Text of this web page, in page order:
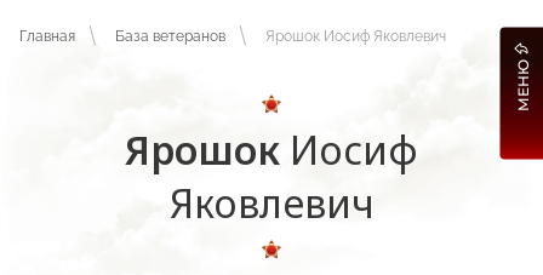
Главная База ветеранов Ярошок Иосиф Яковлевич
Ярошок Иосиф
Яковлевич
МЕНЮ